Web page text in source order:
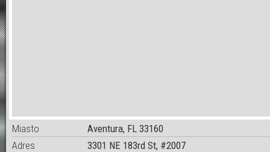
Miasto
Aventura, FL 33160
Adres
3301 NE 183rd St, #2007